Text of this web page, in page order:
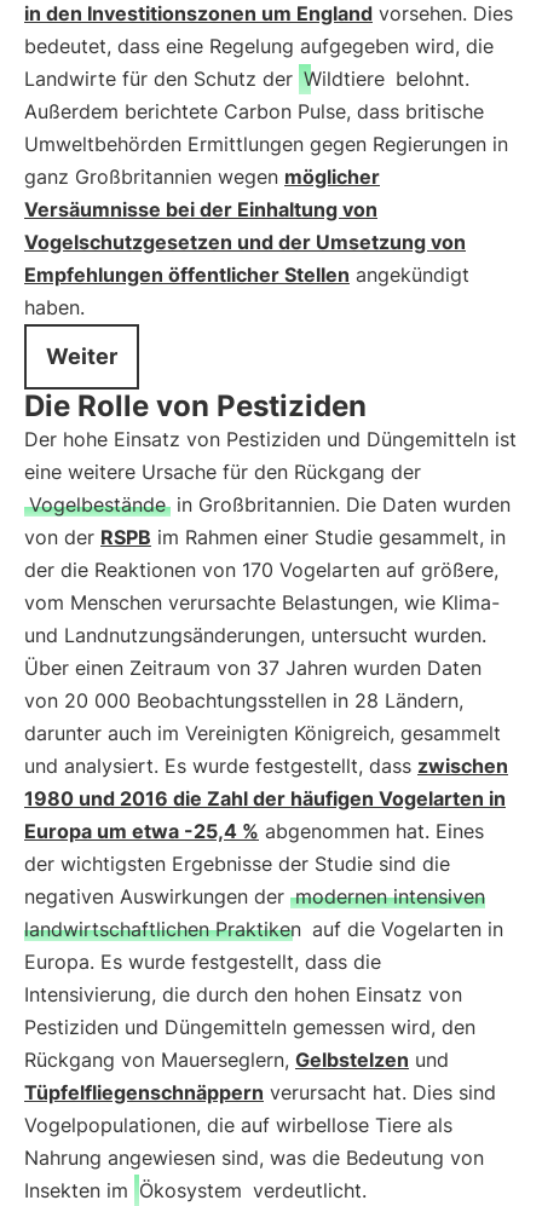
in den Investitionszonen um England vorsehen. Dies
bedeutet, dass eine Regelung aufgegeben wird, die
Landwirte für den Schutz der Wildtiere belohnt.
Außerdem berichtete Carbon Pulse, dass britische
Umweltbehörden Ermittlungen gegen Regierungen in
ganz Großbritannien wegen möglicher
Versäumnisse bei der Einhaltung von
Vogelschutzgesetzen und der Umsetzung von
Empfehlungen öffentlicher Stellen angekündigt
haben.
Weiter
Die Rolle von Pestiziden
Der hohe Einsatz von Pestiziden und Düngemitteln ist
eine weitere Ursache für den Rückgang der
Vogelbestände in Großbritannien. Die Daten wurden
von der RSPB im Rahmen einer Studie gesammelt, in
der die Reaktionen von 170 Vogelarten auf größere,
vom Menschen verursachte Belastungen, wie Klima-
und Landnutzungsänderungen, untersucht wurden.
Über einen Zeitraum von 37 Jahren wurden Daten
von 20 000 Beobachtungsstellen in 28 Ländern,
darunter auch im Vereinigten Königreich, gesammelt
und analysiert. Es wurde festgestellt, dass zwischen
1980 und 2016 die Zahl der häufigen Vogelarten in
Europa um etwa -25,4 % abgenommen hat. Eines
der wichtigsten Ergebnisse der Studie sind die
negativen Auswirkungen der modernen intensiven
landwirtschaftlichen Praktiken auf die Vogelarten in
Europa. Es wurde festgestellt, dass die
Intensivierung, die durch den hohen Einsatz von
Pestiziden und Düngemitteln gemessen wird, den
Rückgang von Mauerseglern, Gelbstelzen und
Tüpfelfliegenschnäppern verursacht hat. Dies sind
Vogelpopulationen, die auf wirbellose Tiere als
Nahrung angewiesen sind, was die Bedeutung von
Insekten im Ökosystem verdeutlicht.